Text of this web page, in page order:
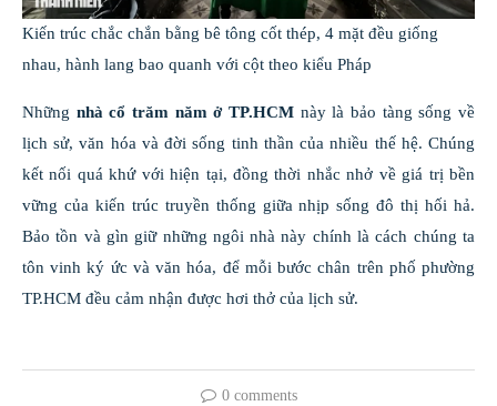
Kiến trúc chắc chắn bằng bê tông cốt thép, 4 mặt đều giống
nhau, hành lang bao quanh với cột theo kiểu Pháp
Những nhà cổ trăm năm ở TP.HCM này là bảo tàng sống về
lịch sử, văn hóa và đời sống tinh thần của nhiều thế hệ. Chúng
kết nối quá khứ với hiện tại, đồng thời nhắc nhở về giá trị bền
vững của kiến trúc truyền thống giữa nhịp sống đô thị hối hả.
Bảo tồn và gìn giữ những ngôi nhà này chính là cách chúng ta
tôn vinh ký ức và văn hóa, để mỗi bước chân trên phố phường
TP.HCM đều cảm nhận được hơi thở của lịch sử.
0 comments